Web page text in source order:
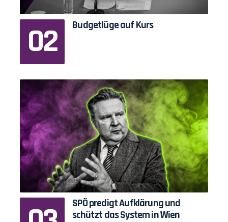
Budgetlüge auf Kurs
SPÖ predigt Aufklärung und
schützt das System in Wien